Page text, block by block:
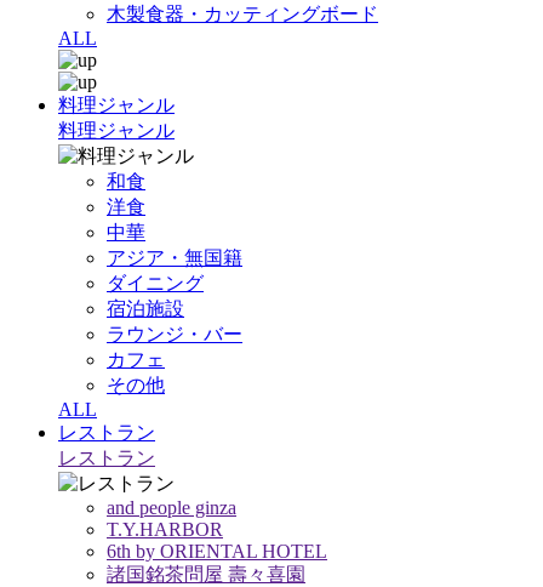
木製食器・カッティングボード
ALL
料理ジャンル
料理ジャンル
和食
洋食
中華
アジア・無国籍
ダイニング
宿泊施設
ラウンジ・バー
カフェ
その他
ALL
レストラン
レストラン
and people ginza
T.Y.HARBOR
6th by ORIENTAL HOTEL
諸国銘茶問屋 壽々喜園